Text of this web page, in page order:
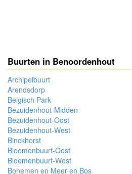
Buurten in Benoordenhout
Archipelbuurt
Arendsdorp
Belgisch Park
Bezuidenhout-Midden
Bezuidenhout-Oost
Bezuidenhout-West
Binckhorst
Bloemenbuurt-Oost
Bloemenbuurt-West
Bohemen en Meer en Bos